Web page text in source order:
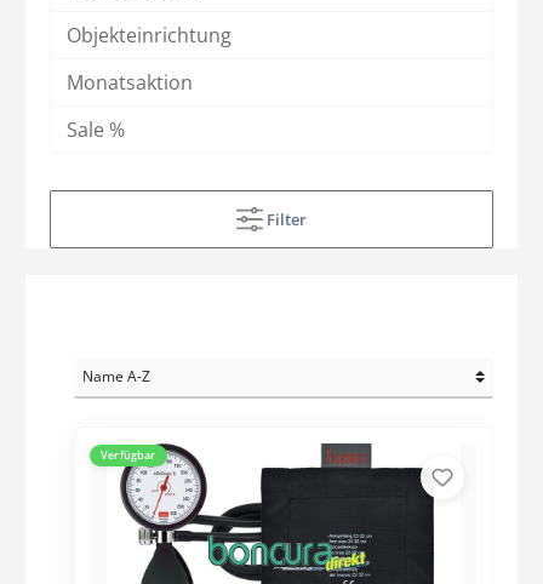
Objekteinrichtung
Monatsaktion
Sale %
Filter
Verfügbar